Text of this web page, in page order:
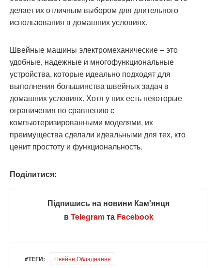
делает их отличным выбором для длительного
использования в домашних условиях.
Швейные машины электромеханические – это
удобные, надежные и многофункциональные
устройства, которые идеально подходят для
выполнения большинства швейных задач в
домашних условиях. Хотя у них есть некоторые
ограничения по сравнению с
компьютеризированными моделями, их
преимущества сделали идеальными для тех, кто
ценит простоту и функциональность.
Поділитися:
Підпишись на новини Кам'янця
вTelegramта Facebook
#ТЕГИ: Швейне Обладнання